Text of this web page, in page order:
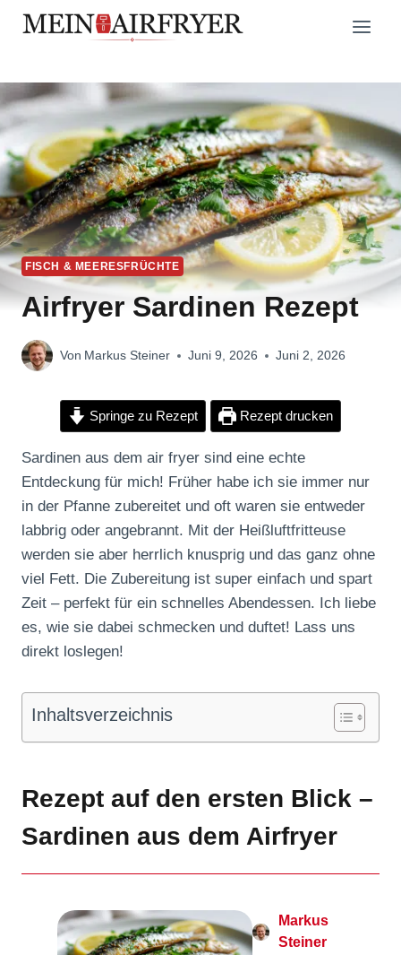
Zum
Inhalt
FISCH & MEERESFRÜCHTE
Airfryer Sardinen Rezept
Von Markus Steiner Juni 9, 2026 Juni 2, 2026
Springe zu Rezept Rezept drucken
Sardinen aus dem air fryer sind eine echte
Entdeckung für mich! Früher habe ich sie immer nur
in der Pfanne zubereitet und oft waren sie entweder
labbrig oder angebrannt. Mit der Heißluftfritteuse
werden sie aber herrlich knusprig und das ganz ohne
viel Fett. Die Zubereitung ist super einfach und spart
Zeit – perfekt für ein schnelles Abendessen. Ich liebe
es, wie sie dabei schmecken und duftet! Lass uns
direkt loslegen!
Inhaltsverzeichnis
Rezept auf den ersten Blick –
Sardinen aus dem Airfryer
Markus
Steiner